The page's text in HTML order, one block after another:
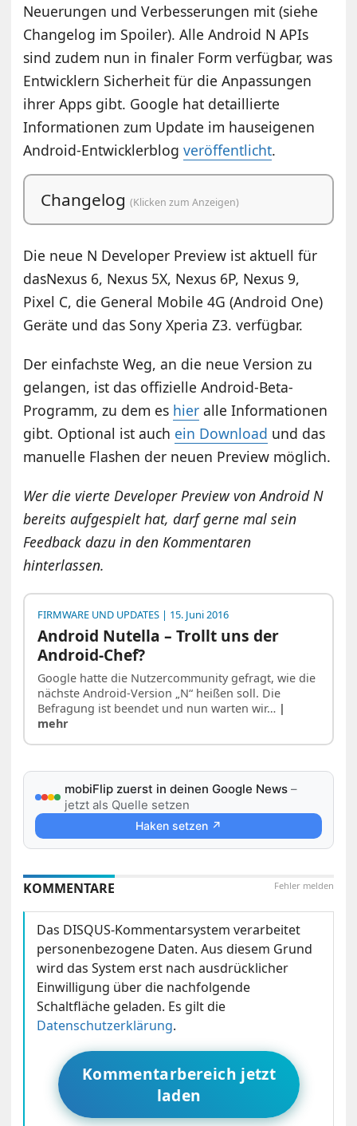
Neuerungen und Verbesserungen mit (siehe
Changelog im Spoiler). Alle Android N APIs
sind zudem nun in finaler Form verfügbar, was
Entwicklern Sicherheit für die Anpassungen
ihrer Apps gibt. Google hat detaillierte
Informationen zum Update im hauseigenen
Android-Entwicklerblogveröffentlicht.
Changelog(Klicken zum Anzeigen)
Die neue N Developer Preview ist aktuell für
dasNexus 6, Nexus 5X, Nexus 6P, Nexus 9,
Pixel C, die General Mobile 4G (Android One)
Geräte und das Sony Xperia Z3. verfügbar.
Der einfachste Weg, an die neue Version zu
gelangen, ist das offizielle Android-Beta-
Programm, zu dem es hier alle Informationen
gibt. Optional ist auch ein Download und das
manuelle Flashen der neuen Preview möglich.
Wer die vierte Developer Preview von Android N
bereits aufgespielt hat, darf gerne mal sein
Feedback dazu in den Kommentaren
hinterlassen.
FIRMWARE UND UPDATES | 15. Juni 2016
Android Nutella – Trollt uns der
Android-Chef?
Google hatte die Nutzercommunity gefragt, wie die
nächste Android-Version „N“ heißen soll. Die
Befragung ist beendet und nun warten wir… |
mehr
mobiFlip zuerst in deinen Google News –
jetzt als Quelle setzen
Haken setzen ↗
Fehler melden
KOMMENTARE
Das DISQUS-Kommentarsystem verarbeitet
personenbezogene Daten. Aus diesem Grund
wird das System erst nach ausdrücklicher
Einwilligung über die nachfolgende
Schaltfläche geladen. Es gilt die
Datenschutzerklärung.
Kommentarbereich jetzt
laden